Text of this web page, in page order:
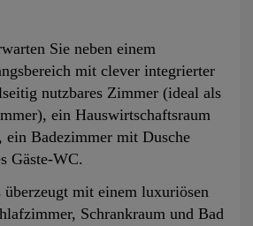
Sie neben einem
mit clever integrierter
nutzbares Zimmer (ideal als
ein Hauswirtschaftsraum
ein Badezimmer mit Dusche
Gäste-WC.
überzeugt mit einem luxuriösen
Schrankraum und Bad